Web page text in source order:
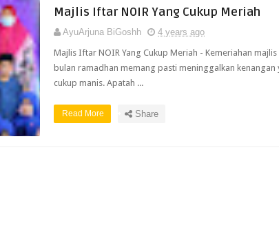
Majlis Iftar NOIR Yang Cukup Meriah
AyuArjuna BiGoshh
4 years ago
Majlis Iftar NOIR Yang Cukup Meriah - Kemeriahan
bulan ramadhan memang pasti meninggalkan kenangan
cukup manis. Apatah ...
Read More Share